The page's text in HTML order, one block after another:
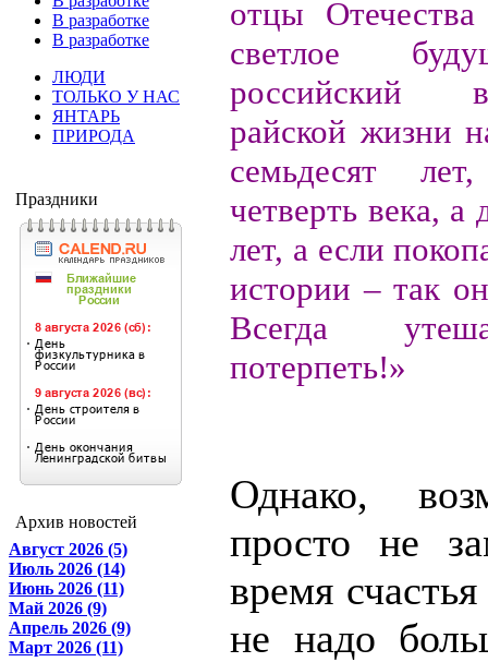
В разработке
В разработке
ЛЮДИ
ТОЛЬКО У НАС
ЯНТАРЬ
ПРИРОДА
Праздники
Архив новостей
Август 2026 (5)
Июль 2026 (14)
Июнь 2026 (11)
Май 2026 (9)
Апрель 2026 (9)
Март 2026 (11)
отцы
светлое
российский
райской жизни
семьдесят
четверть века, а
лет, а если
истории – так
Всегда
потерпеть!»
Однако,
просто не
время
не надо